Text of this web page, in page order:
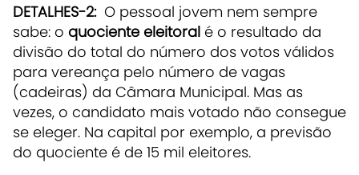
DETALHES-2: O pessoal jovem nem sempre
sabe: o quociente eleitoral é o resultado da
divisão do total do número dos votos válidos
para vereança pelo número de vagas
(cadeiras) da Câmara Municipal. Mas as
vezes, o candidato mais votado não consegue
se eleger. Na capital por exemplo, a previsão
do quociente é de 15 mil eleitores.